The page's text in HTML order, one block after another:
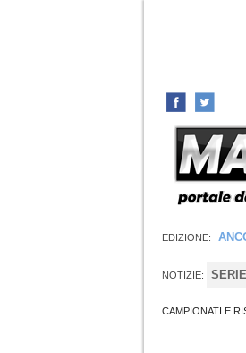
EDIZIONE:
NOTIZIE:
CAMPIONATI E